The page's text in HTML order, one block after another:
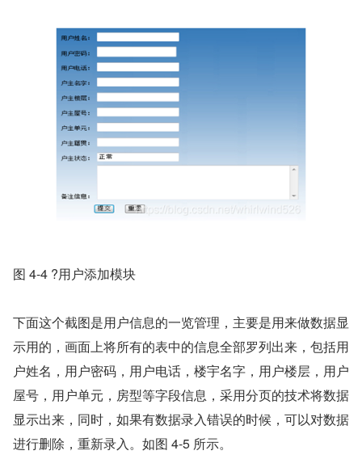
图 4-4 ?用户添加模块
下面这个截图是用户信息的一览管理，主要是用来做数据显
示用的，画面上将所有的表中的信息全部罗列出来，包括用
户姓名，用户密码，用户电话，楼宇名字，用户楼层，用户
屋号，用户单元，房型等字段信息，采用分页的技术将数据
显示出来，同时，如果有数据录入错误的时候，可以对数据
进行删除，重新录入。如图 4-5 所示。